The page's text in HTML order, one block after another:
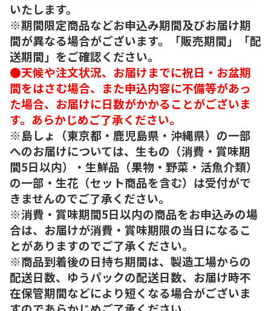
いたします。
※期間限定商品などお申込み期間及びお届け期
間が異なる場合がございます。「販売期間」「配
送期間」をご確認ください。
●天候や注文状況、お届けまでに祝日・お盆期
間をはさむ場合、また申込内容に不備等があっ
た場合、お届けに日数がかかることがございま
す。あらかじめご了承ください。
※島しょ（東京都・鹿児島県・沖縄県）の一部
へのお届けについては、生もの（消費・賞味期
間5日以内）・生鮮品（果物・野菜・活魚介類）
の一部・生花（セット商品を含む）は受付がで
きませんのでご了承ください。
※消費・賞味期間5日以内の商品をお申込みの場
合は、お届けが消費・賞味期限の当日になるこ
とがありますのでご了承ください。
※商品到着後の日持ち期間は、製造工場からの
配送日数、ゆうパックの配送日数、お届け時不
在保管期間などにより短くなる場合がございま